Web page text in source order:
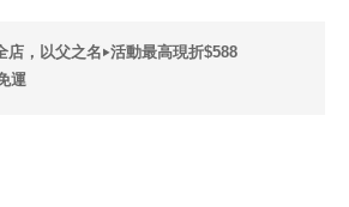
店，以父之名‣活動最高現折$588
運